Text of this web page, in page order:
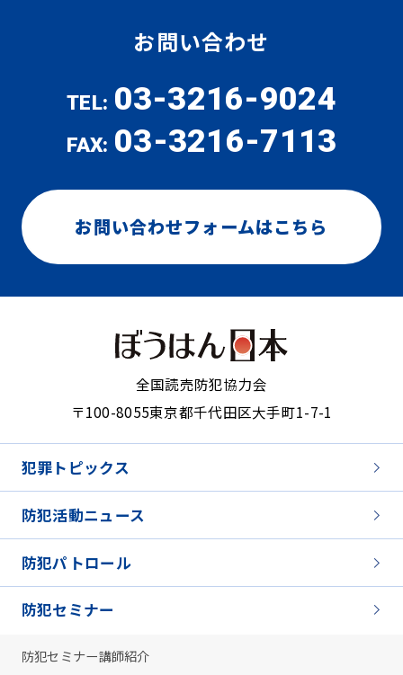
防犯協力会について
お問い合わせ
TEL: 03-3216-9024
FAX: 03-3216-7113
お問い合わせフォームはこちら
全国読売防犯協力会
〒100-8055東京都千代田区大手町1-7-1
犯罪トピックス
防犯活動ニュース
防犯パトロール
防犯セミナー
防犯セミナー講師紹介